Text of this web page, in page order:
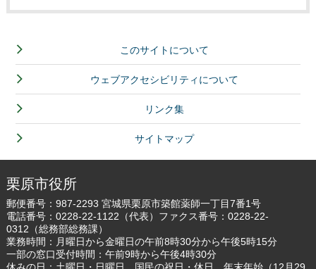
このサイトについて
ウェブアクセシビリティについて
リンク集
サイトマップ
栗原市役所
郵便番号：987-2293 宮城県栗原市築館薬師一丁目7番1号
電話番号： 0228-22-1122 （代表）ファクス番号：0228-22-
0312（総務部総務課）
業務時間：月曜日から金曜日の午前8時30分から午後5時15分
一部の窓口受付時間：午前9時から午後4時30分